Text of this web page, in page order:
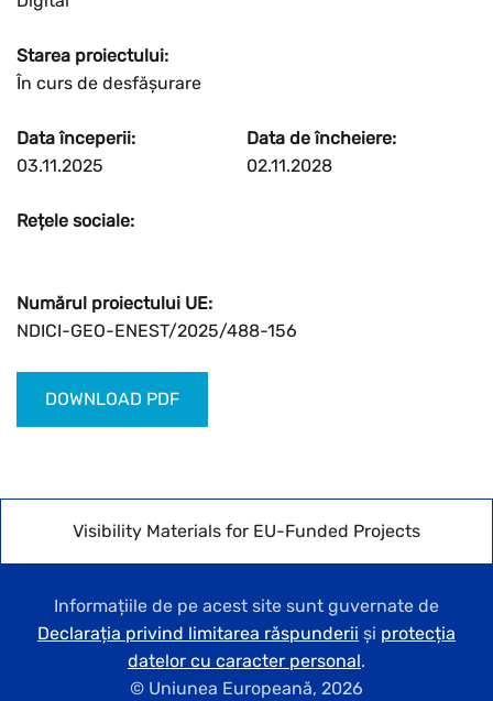
Starea proiectului:
În curs de desfășurare
Data începerii:
03.11.2025
Data de încheiere:
02.11.2028
Rețele sociale:
Numărul proiectului UE:
NDICI-GEO-ENEST/2025/488-156
DOWNLOAD PDF
Visibility Materials for EU-Funded Projects
Informațiile de pe acest site sunt guvernate de
Declarația privind limitarea răspunderii și protecția
datelor cu caracter personal.
© Uniunea Europeană, 2026